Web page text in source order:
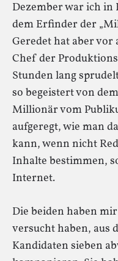
Dezember war ich in
dem Erfinder der
Geredet hat aber vor
Chef der
Stunden lang
so begeistert von
Millionär vom
aufgeregt, wie man
kann, wenn nicht
Inhalte bestimmen,
Internet.
Die beiden haben
versucht haben, aus
Kandidaten sieben